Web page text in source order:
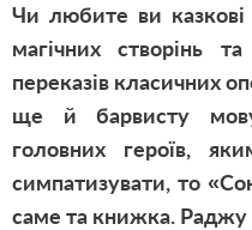
Чи любите ви казкові
магічних створінь
переказів класичних
ще й барвисту
головних героїв,
симпатизувати, то
саме та книжка. Раджу